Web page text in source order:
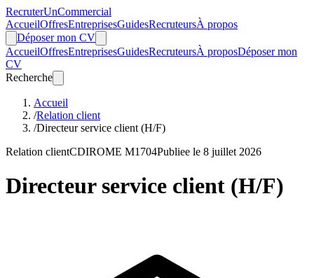
RecruterUnCommercial
AccueilOffresEntreprisesGuidesRecruteursÀ propos
Déposer mon CV
AccueilOffresEntreprisesGuidesRecruteursÀ proposDéposer mon
CV
Recherche
Accueil
/Relation client
/Directeur service client (H/F)
Relation clientCDIROME M1704Publiee le 8 juillet 2026
Directeur service client (H/F)